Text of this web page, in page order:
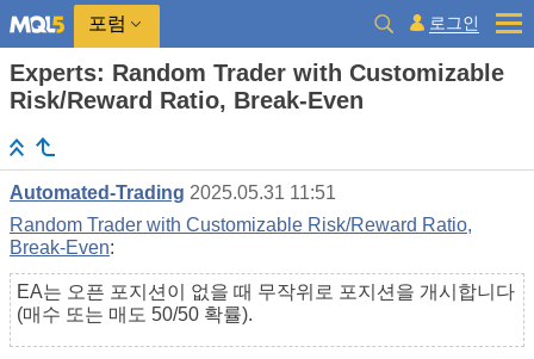
포럼 로그인
Experts: Random Trader with Customizable
Risk/Reward Ratio, Break-Even
Automated-Trading 2025.05.31 11:51
Random Trader with Customizable Risk/Reward Ratio,
Break-Even:
EA는 오픈 포지션이 없을 때 무작위로 포지션을 개시합니다
(매수 또는 매도 50/50 확률).